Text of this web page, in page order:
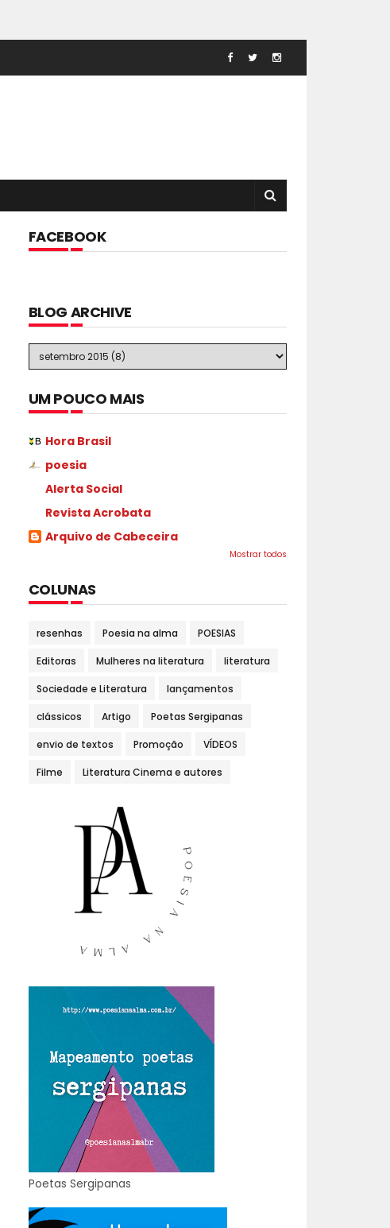
FACEBOOK
BLOG ARCHIVE
UM POUCO MAIS
Hora Brasil
poesia
Alerta Social
Revista Acrobata
Arquivo de Cabeceira
Mostrar todos
COLUNAS
resenhas Poesia na alma POESIAS
Editoras Mulheres na literatura literatura
Sociedade e Literatura lançamentos
clássicos Artigo Poetas Sergipanas
envio de textos Promoção VÍDEOS
Filme Literatura Cinema e autores
Poetas Sergipanas